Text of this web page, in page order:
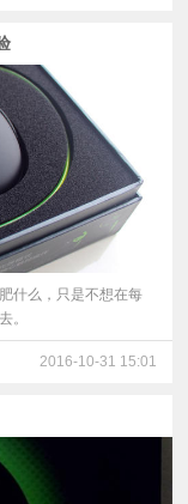
什么，只是不想在每
。
2016-10-31 15:01